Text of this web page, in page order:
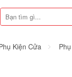
Kiện Cửa